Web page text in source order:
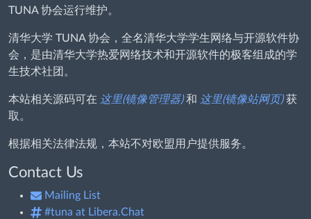
TUNA 协会运行维护。
清华大学 TUNA 协会，全名清华大学学生网络与开源软件协
会，是由清华大学热爱网络技术和开源软件的极客组成的学
生技术社团。
本站相关源码可在 这里(镜像管理器)和 这里(镜像站网页)获
取。
根据相关法律法规，本站不对欧盟用户提供服务。
Contact Us
Mailing List
#tuna at Libera.Chat